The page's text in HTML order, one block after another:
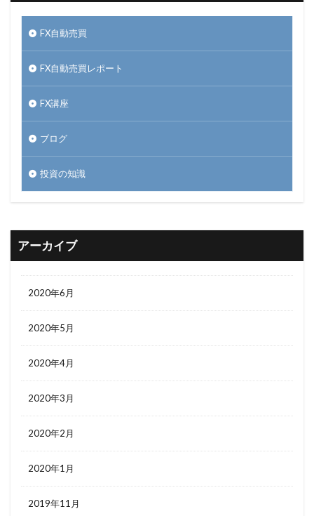
FX自動売買
FX自動売買レポート
FX講座
ブログ
投資の知識
アーカイブ
2020年6月
2020年5月
2020年4月
2020年3月
2020年2月
2020年1月
2019年11月